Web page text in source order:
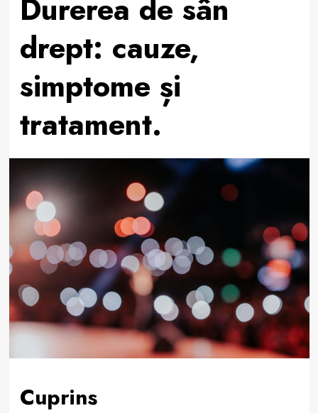
Durerea de sân
drept: cauze,
simptome și
tratament.
Cuprins